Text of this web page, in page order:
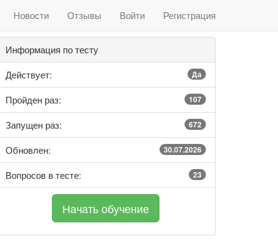
Новости Отзывы Войти Регистрация
Информация по тесту
Действует:
Да
Пройден раз: 107
Запущен раз: 672
Обновлен: 30.07.2026
Вопросов в тесте: 23